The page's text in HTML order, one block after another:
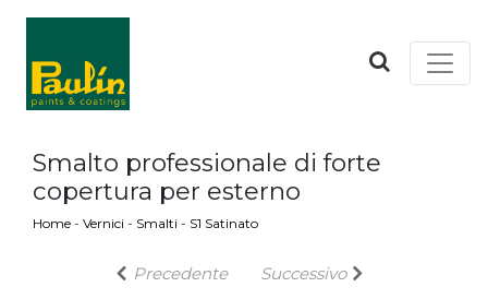
Smalto professionale di forte
copertura per esterno
Home - Vernici - Smalti - S1 Satinato
Precedente Successivo